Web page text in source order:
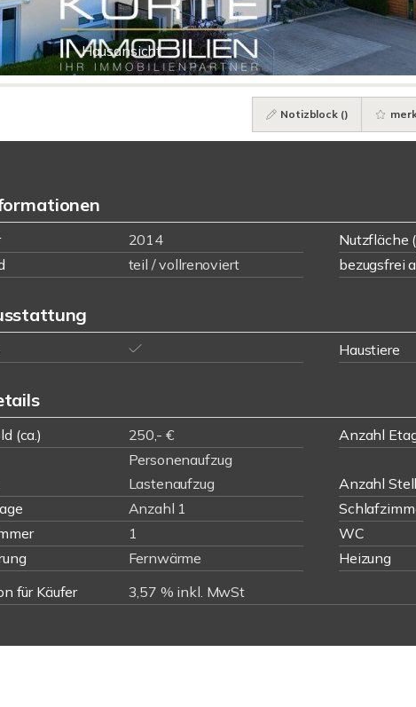
Hausansicht
Notizblock ()
2014 Nutzfläche
teil / vollrenoviert bezugsfrei
Haustiere
(ca.) 250,- € Anzahl
Personenaufzug
Lastenaufzug
Anzahl
Anzahl 1
1 WC
Fernwärme Heizung
für Käufer
3,57 % inkl. MwSt